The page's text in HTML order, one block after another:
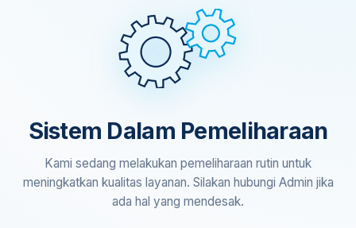
Sistem Dalam Pemeliharaan
Kami sedang melakukan pemeliharaan rutin untuk
meningkatkan kualitas layanan. Silakan hubungi Admin jika
ada hal yang mendesak.